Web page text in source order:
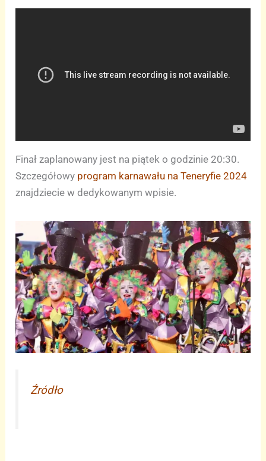
Finał zaplanowany jest na piątek o godzinie 20:30.
Szczegółowy program karnawału na Teneryfie 2024
znajdziecie w dedykowanym wpisie.
Źródło